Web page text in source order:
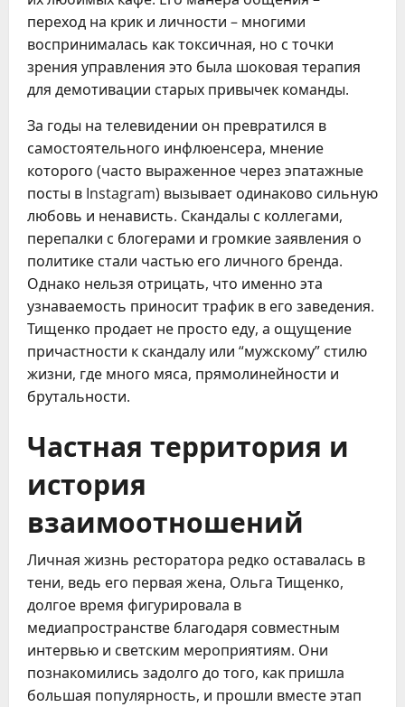
переход на крик и личности – многими
воспринималась как токсичная, но с точки
зрения управления это была шоковая терапия
для демотивации старых привычек команды.
За годы на телевидении он превратился в
самостоятельного инфлюенсера, мнение
которого (часто выраженное через эпатажные
посты в Instagram) вызывает одинаково сильную
любовь и ненависть. Скандалы с коллегами,
перепалки с блогерами и громкие заявления о
политике стали частью его личного бренда.
Однако нельзя отрицать, что именно эта
узнаваемость приносит трафик в его заведения.
Тищенко продает не просто еду, а ощущение
причастности к скандалу или “мужскому” стилю
жизни, где много мяса, прямолинейности и
брутальности.
Частная территория и
история
взаимоотношений
Личная жизнь ресторатора редко оставалась в
тени, ведь его первая жена, Ольга Тищенко,
долгое время фигурировала в
медиапространстве благодаря совместным
интервью и светским мероприятиям. Они
познакомились задолго до того, как пришла
большая популярность, и прошли вместе этап